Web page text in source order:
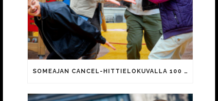
SOMEAJAN CANCEL-HITTIELOKUVALLA 100 000 KATSOJAA!